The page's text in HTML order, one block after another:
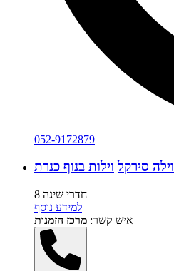
052-9172879
וילה סירקל וילות בנוף כנרת
8 חדרי שינה
למידע נוסף
איש קשר: מרכז הזמנות